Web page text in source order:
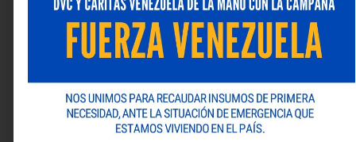
Para obtener más información sobre los planes y
alianzas, visite el sitio web de Seguros Venezuela:
www.segurosvenezuela.com. También sus redes
sociales: Instagram (@seguros_vzla), X
Deja una respuesta